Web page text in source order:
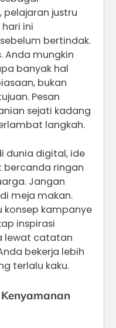
pelajaran justru
ini
bertindak.
Anda mungkin
banyak hal
bukan
Pesan
sejati kadang
langkah.
dunia digital, ide
bercanda ringan
Jangan
meja makan.
kampanye
inspirasi
lewat catatan
bekerja lebih
terlalu kaku.